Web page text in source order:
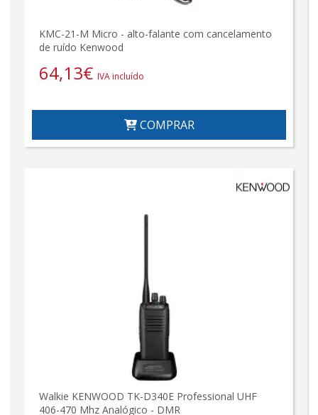
KMC-21-M Micro - alto-falante com cancelamento
de ruído Kenwood
64,13€ IVA incluído
COMPRAR
Walkie KENWOOD TK-D340E Professional UHF
406-470 Mhz Analógico - DMR